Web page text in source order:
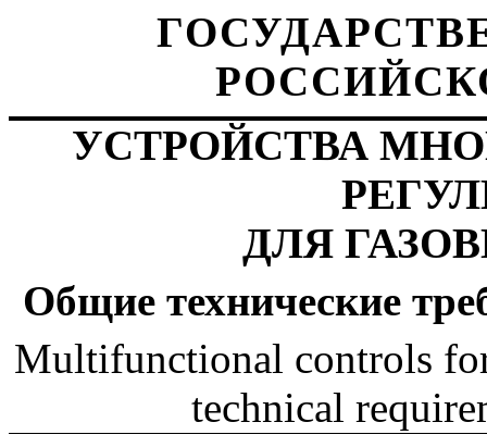
УСТРОЙСТВА
ДЛЯ
Общие технические
Multifunctional controls
technical